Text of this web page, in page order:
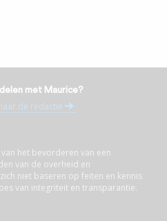
met Maurice?
de redactie
het bevorderen van een
van de overheid en
niet baseren op feiten en kennis
van integriteit en transparantie.